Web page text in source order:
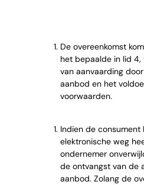
De overeenkomst
het bepaalde in lid
van aanvaarding
aanbod en het
voorwaarden.
Indien de
elektronische weg
ondernemer
de ontvangst van de
aanbod. Zolang de